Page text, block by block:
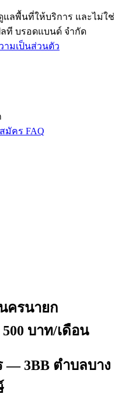
แลพื้นที่ให้บริการ และไม่ใช่
ลที บรอดแบนด์ จำกัด
ามเป็นส่วนตัว
มัคร FAQ
ครนายก
บาท/เดือน
— 3BB ตำบลบาง